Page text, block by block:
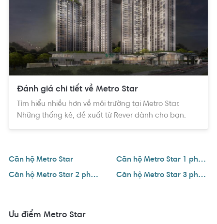
Mặt tiền Xa Lộ Hà Nội, Phường Phước Long A, Quận 9
Chủ đầu tư:CT Group & Tập Đoàn Soilbuild Singapore
Diện tích đất:18.337,5 m2
Đánh giá chi tiết về Metro Star
Tìm hiểu nhiều hơn về môi trường tại Metro Star.
Những thống kê, đề xuất từ Rever dành cho bạn.
Căn hộ Metro Star
Căn hộ Metro Star 1 phòng ngủ
Căn hộ Metro Star 2 phòng ngủ
Căn hộ Metro Star 3 phòng ngủ
Ưu điểm Metro Star